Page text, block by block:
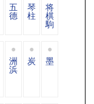
五
德
琴
柱
将
棋
駒
洲
浜
炭 墨